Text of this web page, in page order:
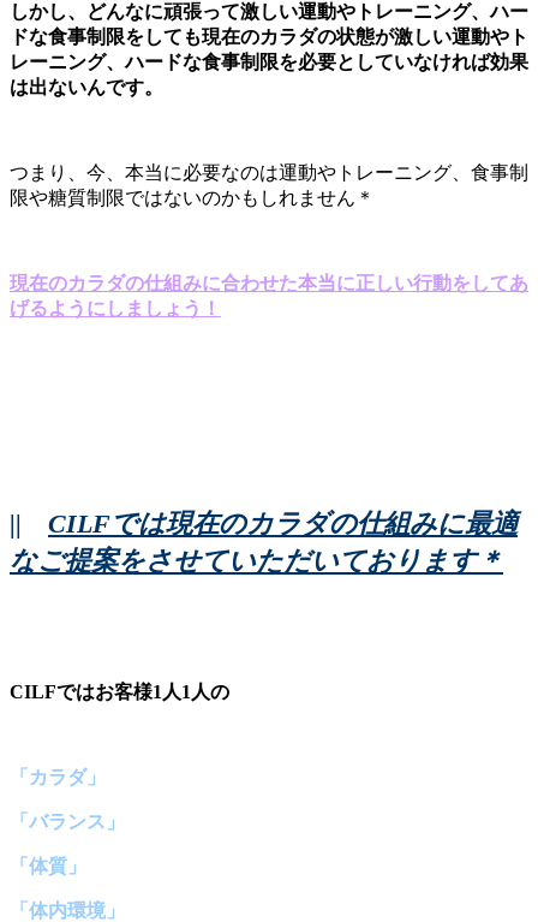
しかし、どんなに頑張って激しい運動やトレーニング、ハー
ドな食事制限をしても現在のカラダの状態が激しい運動やト
レーニング、ハードな食事制限を必要としていなければ効果
は出ないんです。
つまり、今、本当に必要なのは運動やトレーニング、食事制
限や糖質制限ではないのかもしれません＊
現在のカラダの仕組みに合わせた本当に正しい行動をしてあ
げるようにしましょう！
|| CILFでは現在のカラダの仕組みに最適
なご提案をさせていただいております＊
CILFではお客様1人1人の
「カラダ」
「バランス」
「体質」
「体内環境」